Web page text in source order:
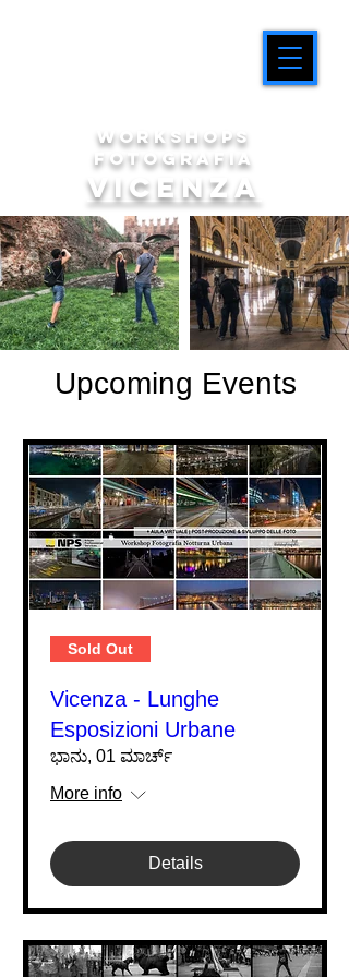
workshops
fotografia
Vicenza
Upcoming Events
Sold Out
Vicenza - Lunghe
Esposizioni Urbane
ಭಾನು, 01 ಮಾರ್ಚ್
More info
Details